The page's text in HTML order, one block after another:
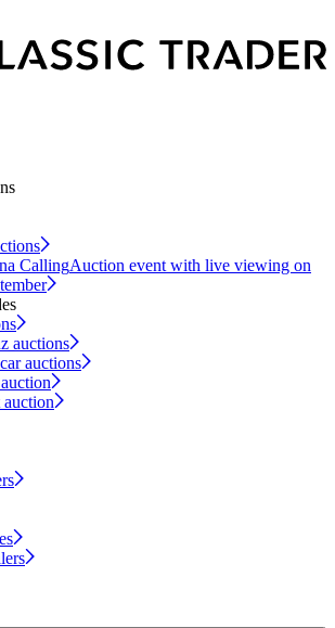
CallingAuction event with live viewing on
auctions
auctions